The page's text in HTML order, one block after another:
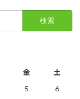
金
土
5
6